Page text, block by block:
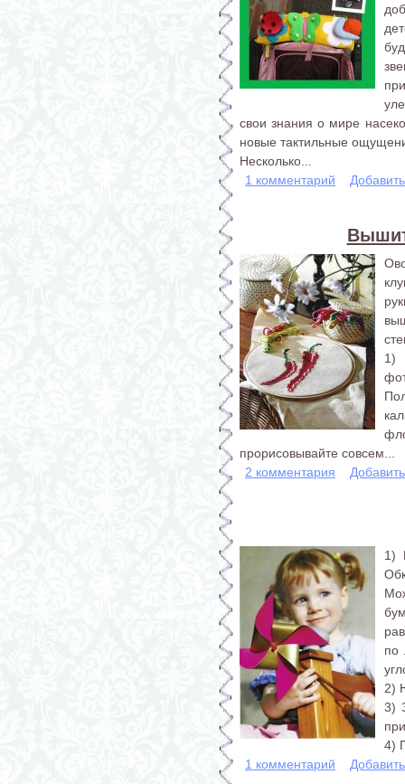
свои знания о мире
новые тактильные
Несколько...
1 комментарий
1)
прорисовывайте совсем...
2 комментария
1)
по
2)
3)
4)
1 комментарий